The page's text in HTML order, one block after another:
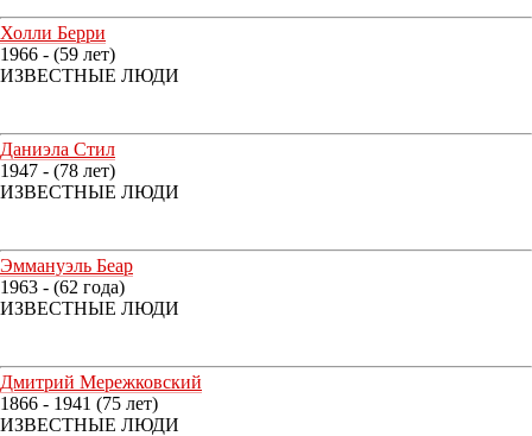
Холли Берри
1966 - (59 лет)
ИЗВЕСТНЫЕ ЛЮДИ
Даниэла Стил
1947 - (78 лет)
ИЗВЕСТНЫЕ ЛЮДИ
Эммануэль Беар
1963 - (62 года)
ИЗВЕСТНЫЕ ЛЮДИ
Дмитрий Мережковский
1866 - 1941 (75 лет)
ИЗВЕСТНЫЕ ЛЮДИ